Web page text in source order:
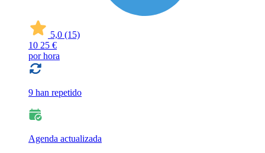
5,0 (15)
10 25 €
por hora
9 han repetido
Agenda actualizada